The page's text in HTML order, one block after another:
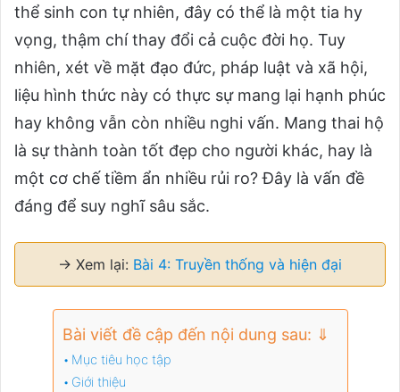
thể sinh con tự nhiên, đây có thể là một tia hy
vọng, thậm chí thay đổi cả cuộc đời họ. Tuy
nhiên, xét về mặt đạo đức, pháp luật và xã hội,
liệu hình thức này có thực sự mang lại hạnh phúc
hay không vẫn còn nhiều nghi vấn. Mang thai hộ
là sự thành toàn tốt đẹp cho người khác, hay là
một cơ chế tiềm ẩn nhiều rủi ro? Đây là vấn đề
đáng để suy nghĩ sâu sắc.
→ Xem lại: Bài 4: Truyền thống và hiện đại
Bài viết đề cập đến nội dung sau: ⇓
Mục tiêu học tập
Giới thiệu